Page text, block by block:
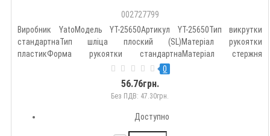
002727799
Виробник YatoМодель YT-25650Артикул YT-25650Тип викрутки
стандартнаТип шліца плоский (SL)Матеріал рукоятки
пластикФорма рукоятки стандартнаМатеріал стержня
стальДовжина 100 ммКількість викруток 1 штПлоска (Slotted/SL)
0
56.76грн.
Без ПДВ: 47.30грн.
Доступно